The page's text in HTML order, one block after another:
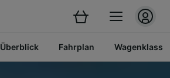
Überblick Fahrplan